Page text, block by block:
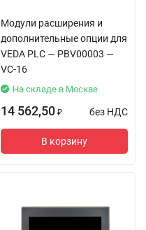
Модули расширения и
дополнительные опции для
VEDA PLC — PBV00003 —
VC-16
На складе в Москве
14 562,50 ₽ без НДС
В корзину